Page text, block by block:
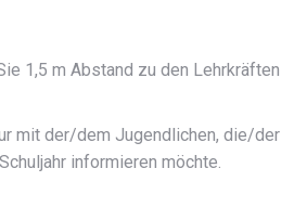
1,5 m Abstand zu den Lehrkräften
mit der/dem Jugendlichen, die/der
informieren möchte.